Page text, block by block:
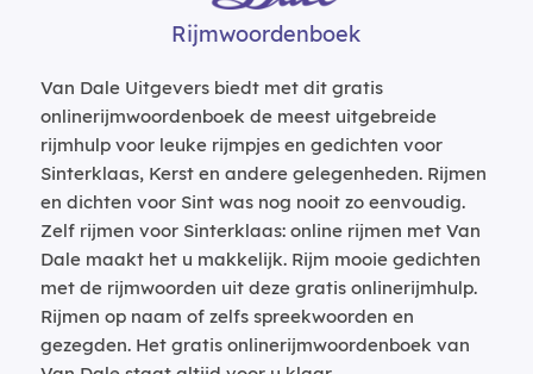
Rijmwoordenboek
Van Dale Uitgevers biedt met dit gratis
onlinerijmwoordenboek de meest uitgebreide
rijmhulp voor leuke rijmpjes en gedichten voor
Sinterklaas, Kerst en andere gelegenheden. Rijmen
en dichten voor Sint was nog nooit zo eenvoudig.
Zelf rijmen voor Sinterklaas: online rijmen met Van
Dale maakt het u makkelijk. Rijm mooie gedichten
met de rijmwoorden uit deze gratis onlinerijmhulp.
Rijmen op naam of zelfs spreekwoorden en
gezegden. Het gratis onlinerijmwoordenboek van